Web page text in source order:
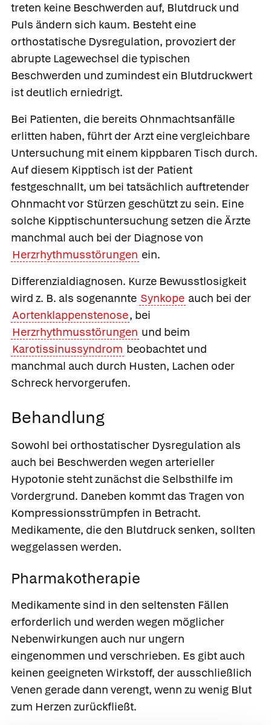
treten keine Beschwerden auf, Blutdruck und
Puls ändern sich kaum. Besteht eine
orthostatische Dysregulation, provoziert der
abrupte Lagewechsel die typischen
Beschwerden und zumindest ein Blutdruckwert
ist deutlich erniedrigt.
Bei Patienten, die bereits Ohnmachtsanfälle
erlitten haben, führt der Arzt eine vergleichbare
Untersuchung mit einem kippbaren Tisch durch.
Auf diesem Kipptisch ist der Patient
festgeschnallt, um bei tatsächlich auftretender
Ohnmacht vor Stürzen geschützt zu sein. Eine
solche Kipptischuntersuchung setzen die Ärzte
manchmal auch bei der Diagnose von
Herzrhythmusstörungen ein.
Differenzialdiagnosen. Kurze Bewusstlosigkeit
wird z. B. als sogenannte Synkope auch bei der
Aortenklappenstenose, bei
Herzrhythmusstörungen und beim
Karotissinussyndrom beobachtet und
manchmal auch durch Husten, Lachen oder
Schreck hervorgerufen.
Behandlung
Sowohl bei orthostatischer Dysregulation als
auch bei Beschwerden wegen arterieller
Hypotonie steht zunächst die Selbsthilfe im
Vordergrund. Daneben kommt das Tragen von
Kompressionsstrümpfen in Betracht.
Medikamente, die den Blutdruck senken, sollten
weggelassen werden.
Pharmakotherapie
Medikamente sind in den seltensten Fällen
erforderlich und werden wegen möglicher
Nebenwirkungen auch nur ungern
eingenommen und verschrieben. Es gibt auch
keinen geeigneten Wirkstoff, der ausschließlich
Venen gerade dann verengt, wenn zu wenig Blut
zum Herzen zurückfließt.